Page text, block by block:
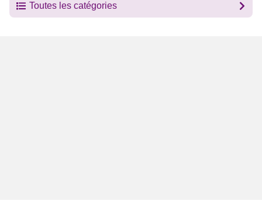
Toutes les catégories